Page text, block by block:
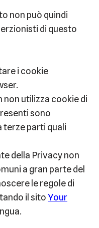
non può quindi
di questo
i cookie
utilizza cookie di
sono
parti quali
della Privacy non
a gran parte del
le regole di
il sitoYour